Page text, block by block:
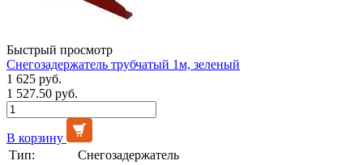
Быстрый просмотр
Снегозадержатель трубчатый 1м, зеленый
1 625 руб.
1 527.50 руб.
В корзину
Тип:
Снегозадержатель